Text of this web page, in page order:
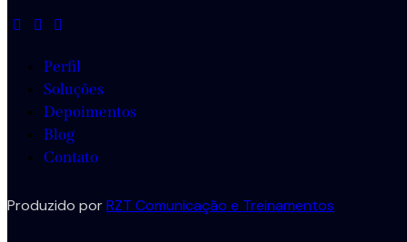
Perfil
Soluções
Depoimentos
Blog
Contato
Produzido porRZT Comunicação e Treinamentos